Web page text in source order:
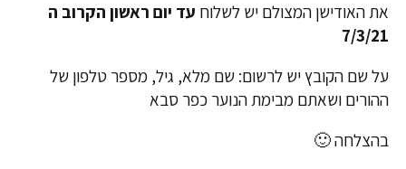
את האודישן המצולם יש לשלוח עד יום ראשון הקרוב ה
7/3/21
על שם הקובץ יש לרשום: שם מלא, גיל, מספר טלפון של
ההורים ושאתם מבימת הנוער כפר סבא
בהצלחה 🙂